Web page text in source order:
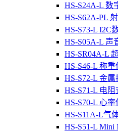
HS-S24A-L 数
HS-S62A-PL
HS-S73-L I2C
HS-S05A-L 声
HS-SR04A-L
HS-S46-L 称
HS-S72-L 金
HS-S71-L 电
HS-S70-L 心
HS-S11A-L气
HS-S51-L Mini